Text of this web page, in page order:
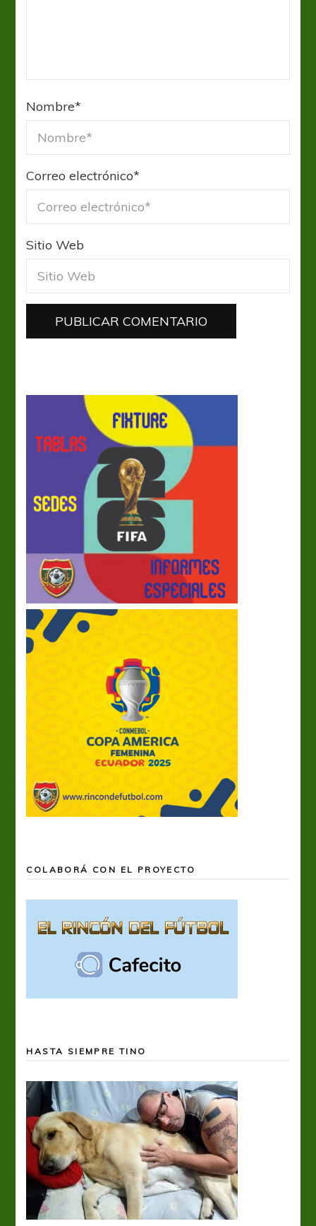
Nombre*
Correo electrónico*
Sitio Web
COLABORÁ CON EL PROYECTO
HASTA SIEMPRE TINO